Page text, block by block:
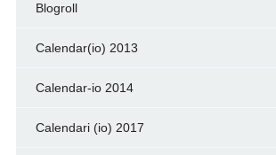
Blogroll
Calendar(io) 2013
Calendar-io 2014
Calendari (io) 2017